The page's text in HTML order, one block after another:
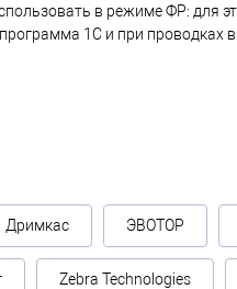
в режиме ФР: для
1С и при проводках
Дримкас ЭВОТОР
Zebra Technologies